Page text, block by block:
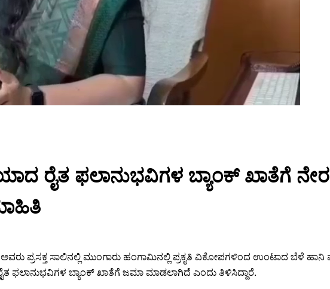
ರೈತ ಫಲಾನುಭವಿಗಳ ಬ್ಯಾಂಕ್ ಖಾತೆಗೆ
ಪ್ರಸಕ್ತ ಸಾಲಿನಲ್ಲಿ ಮುಂಗಾರು ಹಂಗಾಮಿನಲ್ಲಿ ಪ್ರಕೃತಿ ವಿಕೋಪಗಳಿಂದ ಉಂಟಾದ ಬೆಳೆ
ಫಲಾನುಭವಿಗಳ ಬ್ಯಾಂಕ್ ಖಾತೆಗೆ ಜಮಾ ಮಾಡಲಾಗಿದೆ ಎಂದು ತಿಳಿಸಿದ್ದಾರೆ.